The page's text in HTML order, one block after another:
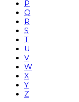
P
Q
R
S
T
U
V
W
X
Y
Z